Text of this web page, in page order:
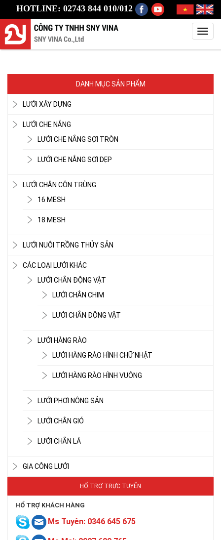
HOTLINE: 02743 844 010/012
DANH MỤC SẢN PHẨM
LƯỚI XÂY DỰNG
LƯỚI CHE NẮNG
LƯỚI CHE NẮNG SỢI TRÒN
LƯỚI CHE NẮNG SỢI DẸP
LƯỚI CHẮN CÔN TRÙNG
16 MESH
18 MESH
LƯỚI NUÔI TRỒNG THỦY SẢN
CÁC LOẠI LƯỚI KHÁC
LƯỚI CHẮN ĐỘNG VẬT
LƯỚI CHẮN CHIM
LƯỚI CHẮN ĐỘNG VẬT
LƯỚI HÀNG RÀO
LƯỚI HÀNG RÀO HÌNH CHỮ NHẬT
LƯỚI HÀNG RÀO HÌNH VUÔNG
LƯỚI PHƠI NÔNG SẢN
LƯỚI CHẮN GIÓ
LƯỚI CHẮN LÁ
GIA CÔNG LƯỚI
HỔ TRỢ TRỰC TUYẾN
HỔ TRỢ KHÁCH HÀNG
Ms Tuyên: 0346 645 675